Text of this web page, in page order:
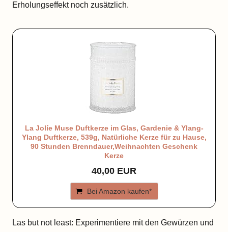
Erholungseffekt noch zusätzlich.
La Jolíe Muse Duftkerze im Glas, Gardenie & Ylang-
Ylang Duftkerze, 539g, Natürliche Kerze für zu Hause,
90 Stunden Brenndauer,Weihnachten Geschenk
Kerze
40,00 EUR
Bei Amazon kaufen*
Las but not least: Experimentiere mit den Gewürzen und